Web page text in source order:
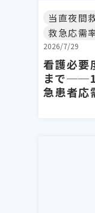
当直夜間
救急応需
2026/7/29
看護必要
まで
急患者応